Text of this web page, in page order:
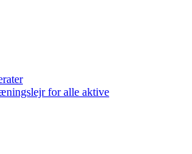
for alle aktive